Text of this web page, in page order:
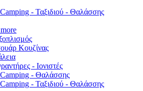
- Ταξιδιού - Θαλάσσης
Κουζίνας
- Ιονιστές
- Θαλάσσης
- Ταξιδιού - Θαλάσσης